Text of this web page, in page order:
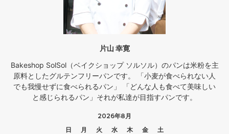
片山 幸寛
Bakeshop SolSol（ベイクショップ ソルソル）のパンは米粉を主
原料としたグルテンフリーパンです。 「小麦が食べられない人
でも我慢せずに食べられるパン」 「どんな人も食べて美味しい
と感じられるパン」それが私達が目指すパンです。
2026年8月
日
月 火 水 木 金
土